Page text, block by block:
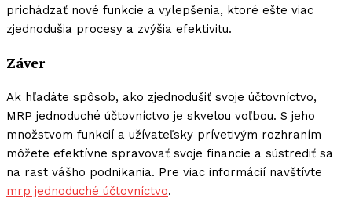
prichádzať nové funkcie a vylepšenia, ktoré ešte viac
zjednodušia procesy a zvýšia efektivitu.
Záver
Ak hľadáte spôsob, ako zjednodušiť svoje účtovníctvo,
MRP jednoduché účtovníctvo je skvelou voľbou. S jeho
množstvom funkcií a užívateľsky prívetivým rozhraním
môžete efektívne spravovať svoje financie a sústrediť sa
na rast vášho podnikania. Pre viac informácií navštívte
mrp jednoduché účtovníctvo.